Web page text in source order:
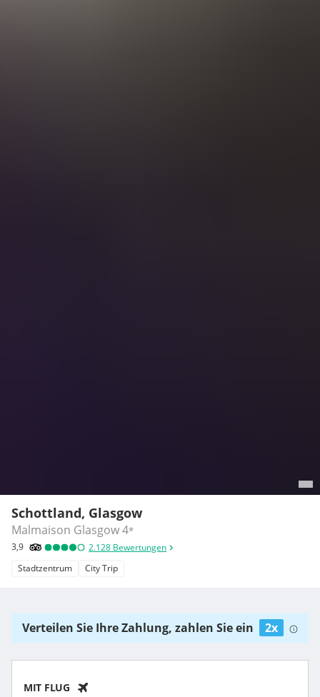
Schottland, Glasgow
Malmaison Glasgow4*
3,9 2.128 Bewertungen
Stadtzentrum
City Trip
Verteilen Sie Ihre Zahlung, zahlen Sie ein 2x
MIT FLUG